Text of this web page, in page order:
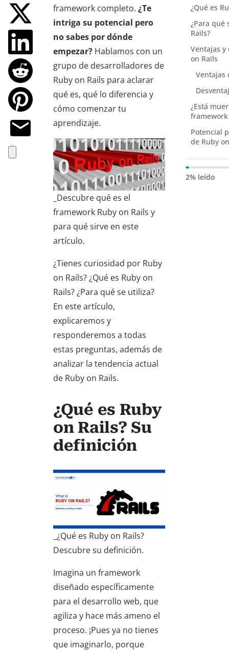
framework completo. ¿Te
intriga su potencial pero
no sabes por dónde
empezar? Hablamos con un
grupo de desarrolladores de
Ruby on Rails para aclarar
qué es, qué lo diferencia y
cómo comenzar tu
aprendizaje.
_Descubre qué es el
framework Ruby on Rails y
para qué sirve en este
artículo.
¿Tienes curiosidad por Ruby
on Rails? ¿Qué es Ruby on
Rails? ¿Para qué se utiliza?
En este artículo,
explicaremos y
responderemos a todas
estas preguntas, además de
analizar la tendencia actual
de Ruby on Rails.
¿Qué es Ruby
on Rails? Su
definición
_¿Qué es Ruby on Rails?
Descubre su definición.
Imagina un framework
diseñado específicamente
para el desarrollo web, que
agiliza y hace más ameno el
proceso. ¡Pues ya no tienes
que imaginarlo, porque
¿Qué es
¿Para qué
Rails?
Ventajas y
on Rails
Ventajas
¿Está
framework
Potencial
de Ruby
2% leído